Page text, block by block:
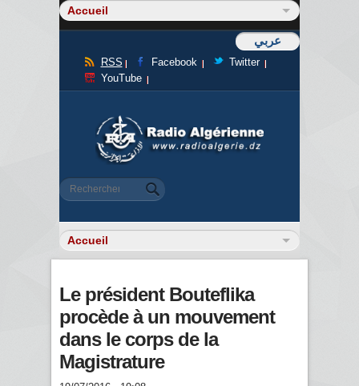
عربي
RSS Facebook
Twitter
YouTube
Formulaire de recherche
Rechercher
Le président Bouteflika
procède à un mouvement
dans le corps de la
Magistrature